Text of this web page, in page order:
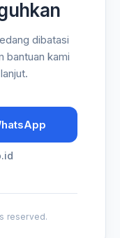
dibatasi
bantuan kami
reserved.